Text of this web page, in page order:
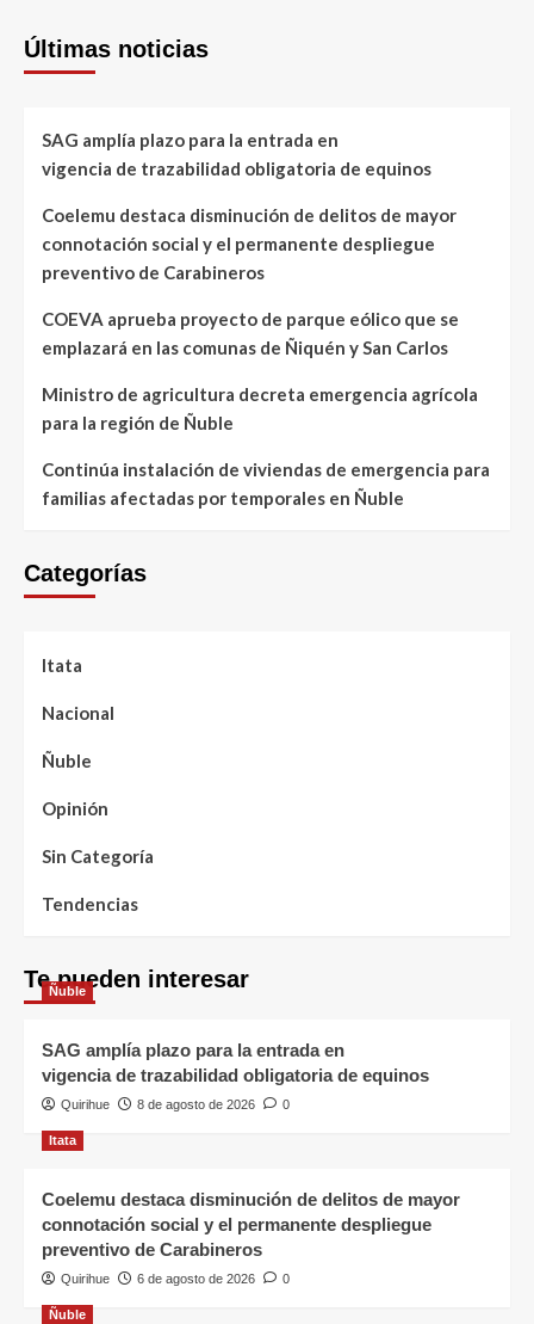
Últimas noticias
SAG amplía plazo para la entrada en
vigencia de trazabilidad obligatoria de equinos
Coelemu destaca disminución de delitos de mayor
connotación social y el permanente despliegue
preventivo de Carabineros
COEVA aprueba proyecto de parque eólico que se
emplazará en las comunas de Ñiquén y San Carlos
Ministro de agricultura decreta emergencia agrícola
para la región de Ñuble
Continúa instalación de viviendas de emergencia para
familias afectadas por temporales en Ñuble
Categorías
Itata
Nacional
Ñuble
Opinión
Sin Categoría
Tendencias
Te pueden interesar
Ñuble
SAG amplía plazo para la entrada en
vigencia de trazabilidad obligatoria de equinos
Quirihue 8 de agosto de 2026 0
Itata
Coelemu destaca disminución de delitos de mayor
connotación social y el permanente despliegue
preventivo de Carabineros
Quirihue 6 de agosto de 2026 0
Ñuble